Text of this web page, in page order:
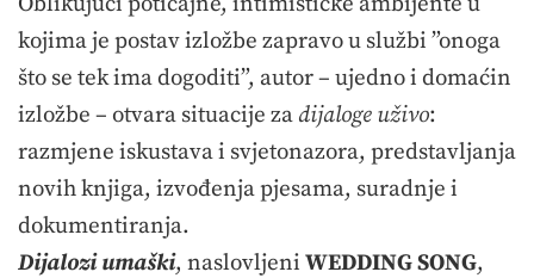
kojima je postav izložbe zapravo u službi ”onoga
što se tek ima dogoditi”, autor – ujedno i domaćin
izložbe – otvara situacije za dijaloge uživo:
razmjene iskustava i svjetonazora, predstavljanja
novih knjiga, izvođenja pjesama, suradnje i
dokumentiranja.
Dijalozi umaški, naslovljeni WEDDING SONG,